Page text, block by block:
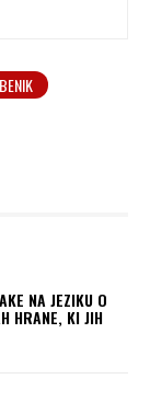
NA JEZIKU O
HRANE, KI JIH